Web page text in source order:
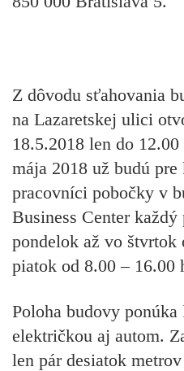
Z dôvodu sťahovania
na Lazaretskej ulici
18.5.2018 len do
mája 2018 už budú
pracovníci pobočky v
Business Center
pondelok až vo štvrtok
piatok od 8.00 – 16.00
Poloha budovy
električkou aj autom.
len pár desiatok